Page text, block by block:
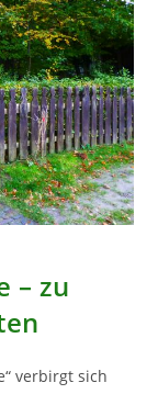
– zu
verbirgt sich